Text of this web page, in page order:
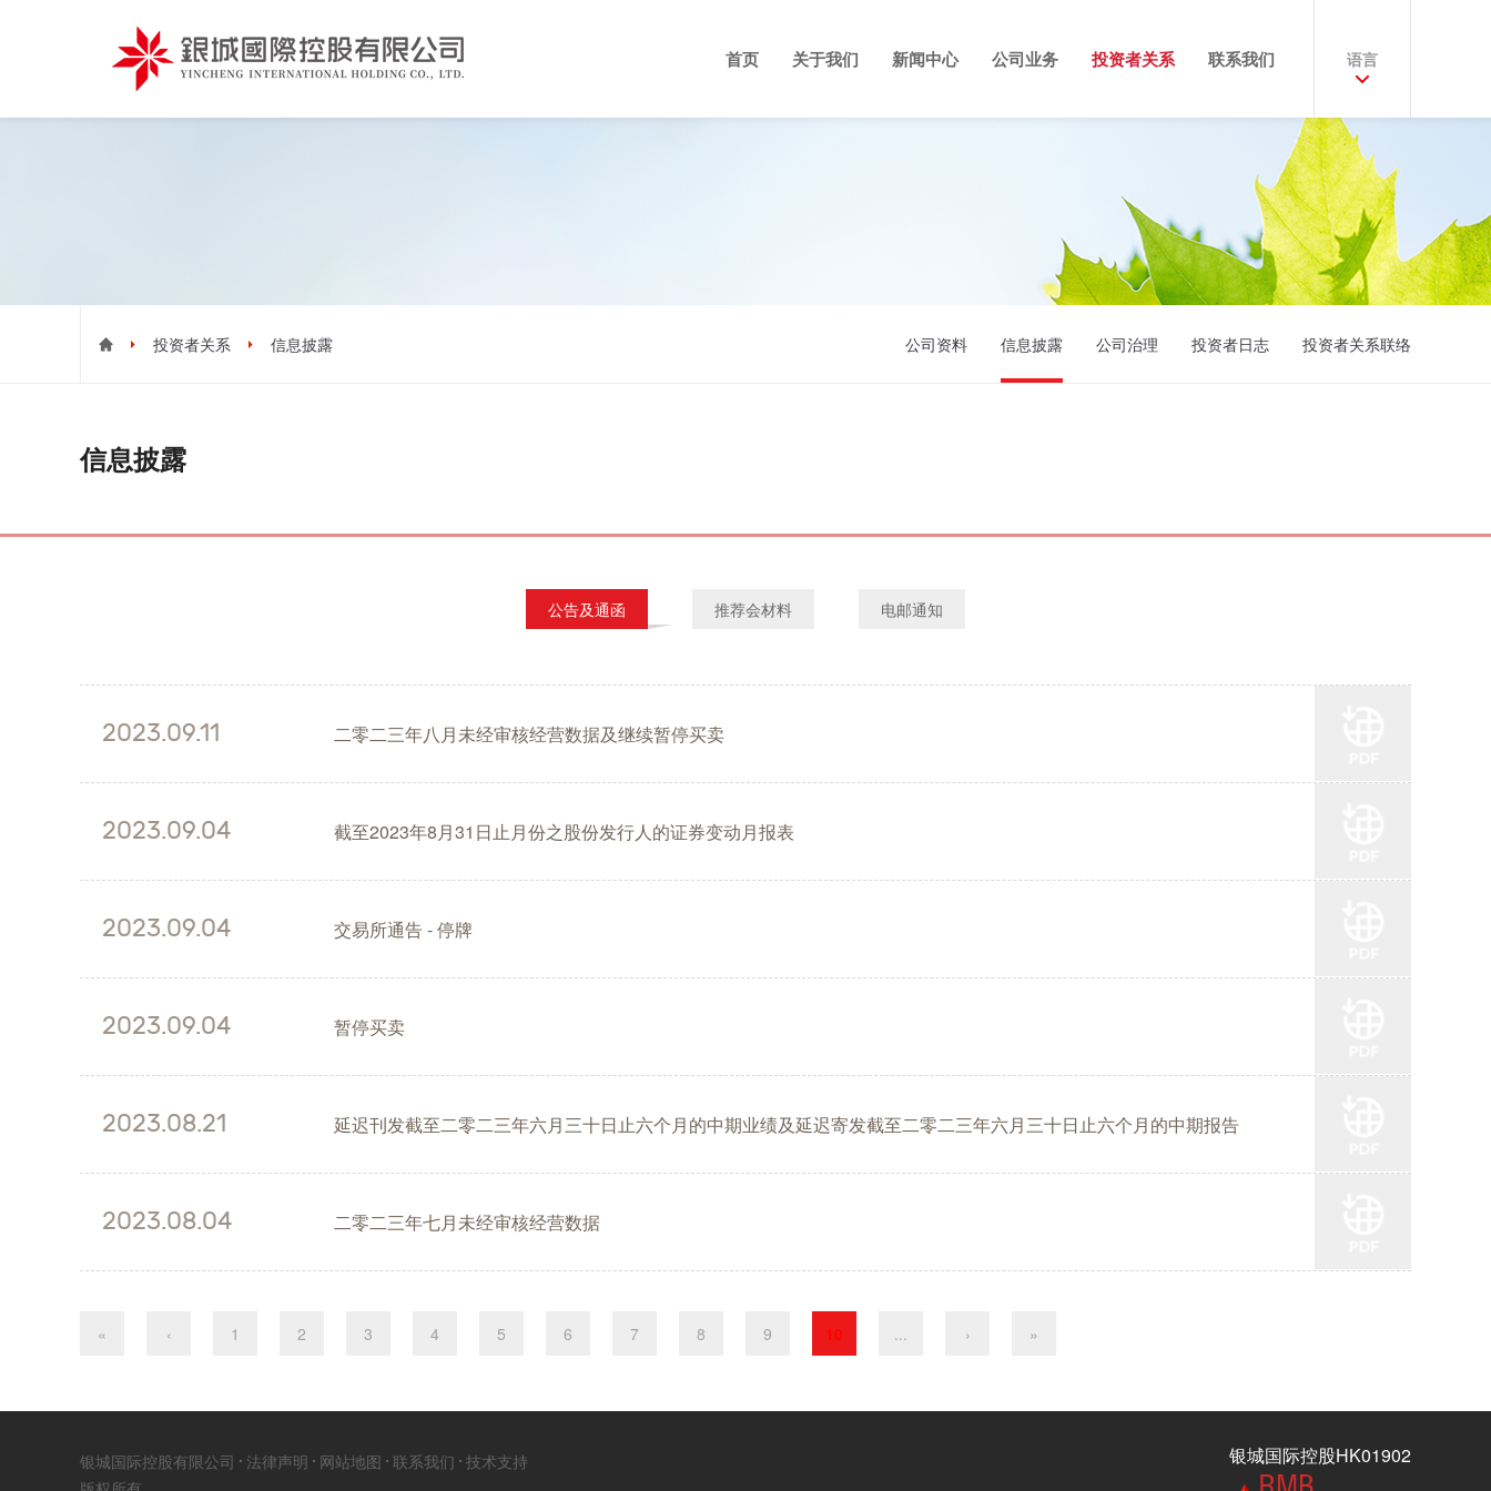
语言
首页 关于我们 新闻中心 公司业务 投资者关系 联系我们
投资者关系 信息披露 公司资料 信息披露 公司治理 投资者日志 投资者关系联络
信息披露
公告及通函 推荐会材料 电邮通知
2023.09.11 二零二三年八月未经审核经营数据及继续暂停买卖
2023.09.04 截至2023年8月31日止月份之股份发行人的证券变动月报表
2023.09.04 交易所通告 - 停牌
2023.09.04 暂停买卖
2023.08.21 延迟刊发截至二零二三年六月三十日止六个月的中期业绩及延迟寄发截至二零二三年六月三十日止六个月的中期报告
2023.08.04 二零二三年七月未经审核经营数据
« ‹ 1 2 3 4 5 6 7 8 9 10 ... › »
银城国际控股有限公司 法律声明 网站地图 联系我们 技术支持
银城国际控股HK01902